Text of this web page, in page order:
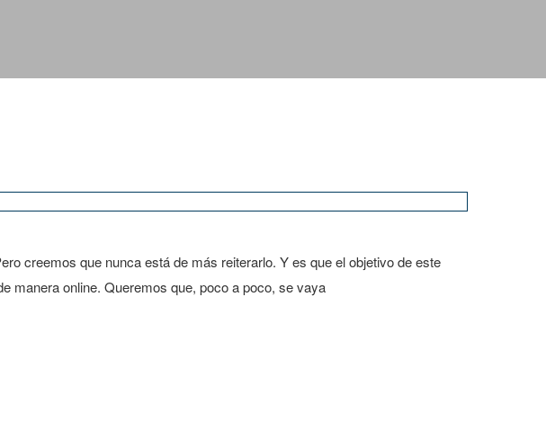
creemos que nunca está de más reiterarlo. Y es que el objetivo de este
manera online. Queremos que, poco a poco, se vaya